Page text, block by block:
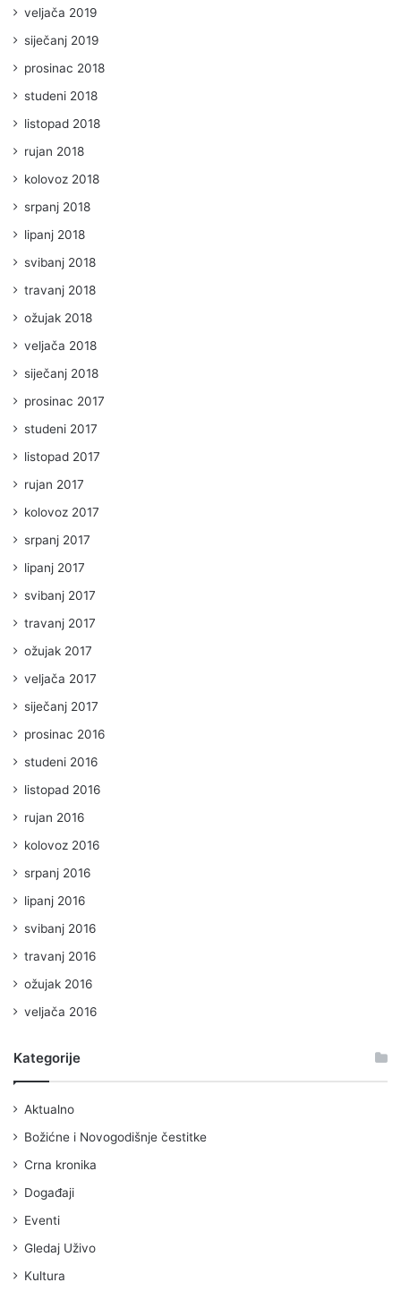
veljača 2019
siječanj 2019
prosinac 2018
studeni 2018
listopad 2018
rujan 2018
kolovoz 2018
srpanj 2018
lipanj 2018
svibanj 2018
travanj 2018
ožujak 2018
veljača 2018
siječanj 2018
prosinac 2017
studeni 2017
listopad 2017
rujan 2017
kolovoz 2017
srpanj 2017
lipanj 2017
svibanj 2017
travanj 2017
ožujak 2017
veljača 2017
siječanj 2017
prosinac 2016
studeni 2016
listopad 2016
rujan 2016
kolovoz 2016
srpanj 2016
lipanj 2016
svibanj 2016
travanj 2016
ožujak 2016
veljača 2016
Kategorije
Aktualno
Božićne i Novogodišnje čestitke
Crna kronika
Događaji
Eventi
Gledaj Uživo
Kultura